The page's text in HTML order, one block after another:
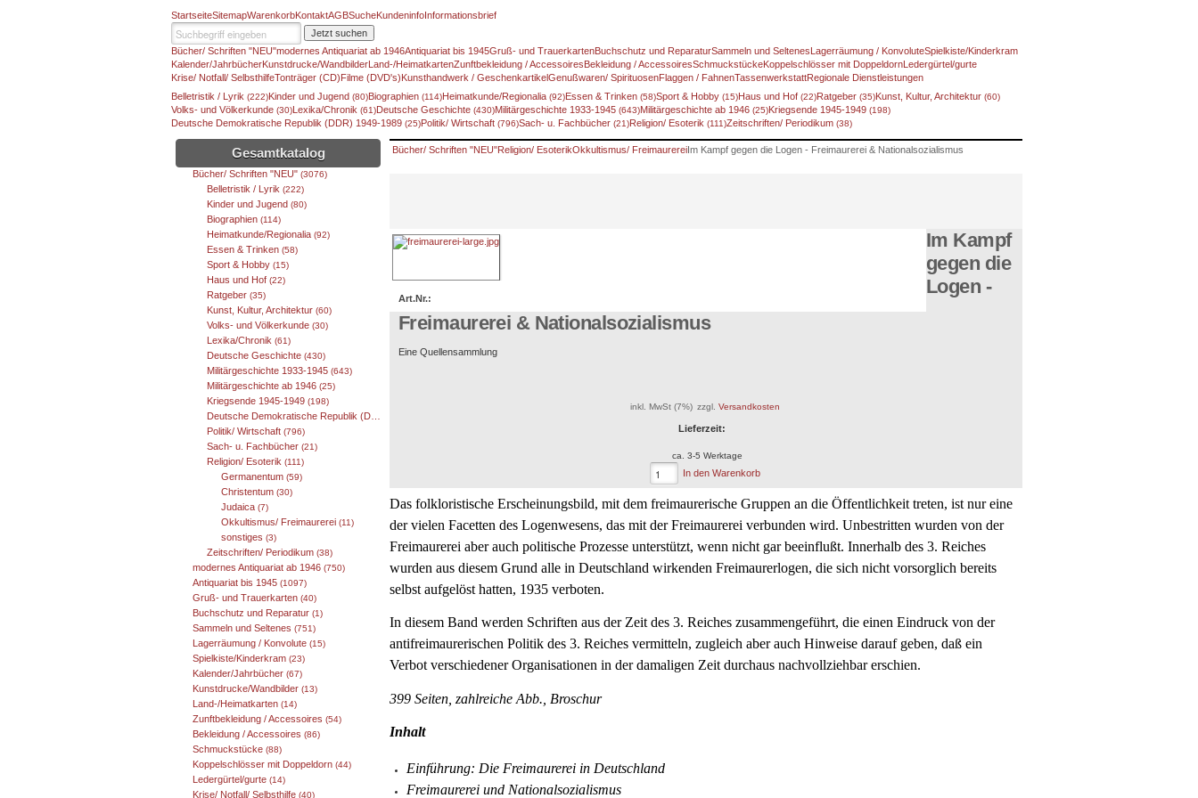
StartseiteSitemapWarenkorbKontaktAGBSucheKundeninfoInformationsbrief
Jetzt suchen
Bücher/ Schriften "NEU"modernes Antiquariat ab 1946Antiquariat bis 1945Gruß- und TrauerkartenBuchschutz und ReparaturSammeln und Seltenes Lagerräumung / KonvoluteSpielkiste/Kinderkram
Kalender/JahrbücherKunstdrucke/Wandbilder Land-/HeimatkartenZunftbekleidung / Accessoires Bekleidung / AccessoiresSchmuckstückeKoppelschlösser mit Doppeldorn Ledergürtel/gurte
Krise/ Notfall/ SelbsthilfeTonträger (CD) Filme (DVD's) Kunsthandwerk / GeschenkartikelGenußwaren/ SpirituosenFlaggen / FahnenTassenwerkstattRegionale Dienstleistungen
Belletristik / Lyrik (222)Kinder und Jugend (80)Biographien (114)Heimatkunde/Regionalia (92)Essen & Trinken (58)Sport & Hobby (15)Haus und Hof (22)Ratgeber (35)Kunst, Kultur, Architektur (60)
Volks- und Völkerkunde (30) Lexika/Chronik (61)Deutsche Geschichte (430)Militärgeschichte 1933-1945 (643)Militärgeschichte ab 1946 (25)Kriegsende 1945-1949 (198)
Deutsche Demokratische Republik (DDR) 1949-1989 (25)Politik/ Wirtschaft (796)Sach- u. Fachbücher (21)Religion/ Esoterik (111)Zeitschriften/ Periodikum (38)
Gesamtkatalog
Bücher/ Schriften "NEU" (3076)
Belletristik / Lyrik (222)
Kinder und Jugend (80)
Biographien (114)
Heimatkunde/Regionalia (92)
Essen & Trinken (58)
Sport & Hobby (15)
Haus und Hof (22)
Ratgeber (35)
Kunst, Kultur, Architektur (60)
Volks- und Völkerkunde (30)
Lexika/Chronik (61)
Deutsche Geschichte (430)
Militärgeschichte 1933-1945 (643)
Militärgeschichte ab 1946 (25)
Kriegsende 1945-1949 (198)
Deutsche Demokratische Republik (DDR) 1949-1989
Politik/ Wirtschaft (796)
Sach- u. Fachbücher (21)
Religion/ Esoterik (111)
Germanentum (59)
Christentum (30)
Judaica (7)
Okkultismus/ Freimaurerei (11)
sonstiges (3)
Zeitschriften/ Periodikum (38)
modernes Antiquariat ab 1946 (750)
Antiquariat bis 1945 (1097)
Gruß- und Trauerkarten (40)
Buchschutz und Reparatur (1)
Sammeln und Seltenes (751)
Lagerräumung / Konvolute (15)
Spielkiste/Kinderkram (23)
Kalender/Jahrbücher (67)
Kunstdrucke/Wandbilder (13)
Land-/Heimatkarten (14)
Zunftbekleidung / Accessoires (54)
Bekleidung / Accessoires (86)
Schmuckstücke (88)
Koppelschlösser mit Doppeldorn (44)
Ledergürtel/gurte (14)
Krise/ Notfall/ Selbsthilfe (40)
Bücher/ Schriften "NEU"Religion/ EsoterikOkkultismus/ Freimaurerei Im Kampf gegen die Logen - Freimaurerei & Nationalsozialismus
Art.Nr.:
Im Kampf
gegen die
Logen -
Freimaurerei & Nationalsozialismus
Eine Quellensammlung
inkl. MwSt (7%) zzgl. Versandkosten
Lieferzeit:
ca. 3-5 Werktage
In den Warenkorb
Das folkloristische Erscheinungsbild, mit dem freimaurerische Gruppen an die Öffentlichkeit treten, ist nur eine
der vielen Facetten des Logenwesens, das mit der Freimaurerei verbunden wird. Unbestritten wurden von der
Freimaurerei aber auch politische Prozesse unterstützt, wenn nicht gar beeinflußt. Innerhalb des 3. Reiches
wurden aus diesem Grund alle in Deutschland wirkenden Freimaurerlogen, die sich nicht vorsorglich bereits
selbst aufgelöst hatten, 1935 verboten.
In diesem Band werden Schriften aus der Zeit des 3. Reiches zusammengeführt, die einen Eindruck von der
antifreimaurerischen Politik des 3. Reiches vermitteln, zugleich aber auch Hinweise darauf geben, daß ein
Verbot verschiedener Organisationen in der damaligen Zeit durchaus nachvollziehbar erschien.
399 Seiten, zahlreiche Abb., Broschur
Inhalt
Einführung: Die Freimaurerei in Deutschland
Freimaurerei und Nationalsozialismus